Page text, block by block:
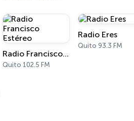
Radio Francisco Estéreo
Quito 102.5 FM
Radio Eres
Quito 93.3 FM